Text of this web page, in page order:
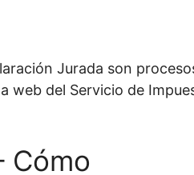
Jurada son
web del Servicio de
Cómo